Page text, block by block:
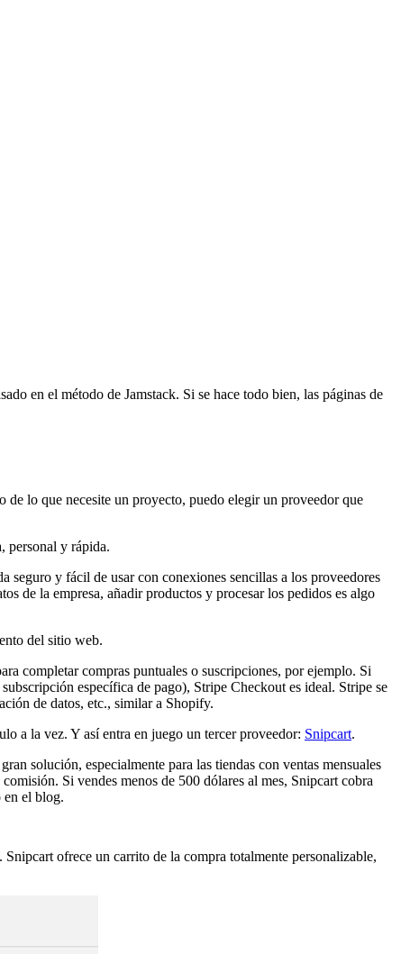
en el método de Jamstack. Si se hace todo bien, las páginas de
de lo que necesite un proyecto, puedo elegir un proveedor que
personal y rápida.
seguro y fácil de usar con conexiones sencillas a los proveedores
de la empresa, añadir productos y procesar los pedidos es algo
del sitio web.
completar compras puntuales o suscripciones, por ejemplo. Si
específica de pago), Stripe Checkout es ideal. Stripe se
de datos, etc., similar a Shopify.
a la vez. Y así entra en juego un tercer proveedor: Snipcart.
solución, especialmente para las tiendas con ventas mensuales
Si vendes menos de 500 dólares al mes, Snipcart cobra
en el blog.
ofrece un carrito de la compra totalmente personalizable,